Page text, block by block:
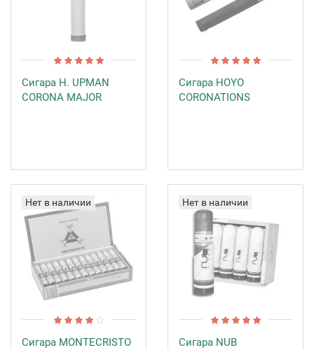
Сигара H. UPMAN
CORONA MAJOR
Сигара HOYO
CORONATIONS
Нет в наличии
Сигара MONTECRISTO
Нет в наличии
Сигара NUB